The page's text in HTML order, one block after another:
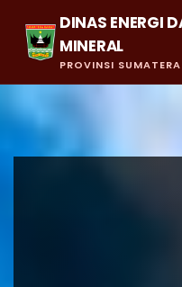
DINAS ENERGI
MINERAL
PROVINSI